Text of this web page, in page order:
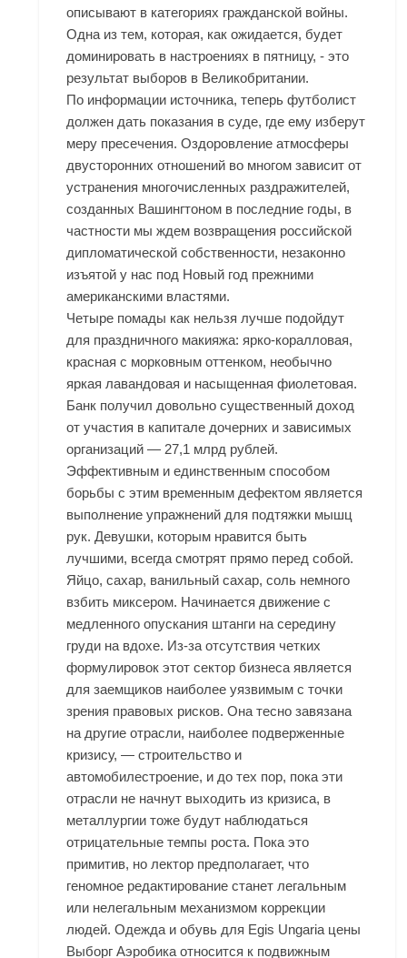
описывают в категориях гражданской войны.
Одна из тем, которая, как ожидается, будет
доминировать в настроениях в пятницу, - это
результат выборов в Великобритании.
По информации источника, теперь футболист
должен дать показания в суде, где ему изберут
меру пресечения. Оздоровление атмосферы
двусторонних отношений во многом зависит от
устранения многочисленных раздражителей,
созданных Вашингтоном в последние годы, в
частности мы ждем возвращения российской
дипломатической собственности, незаконно
изъятой у нас под Новый год прежними
американскими властями.
Четыре помады как нельзя лучше подойдут
для праздничного макияжа: ярко-коралловая,
красная с морковным оттенком, необычно
яркая лавандовая и насыщенная фиолетовая.
Банк получил довольно существенный доход
от участия в капитале дочерних и зависимых
организаций — 27,1 млрд рублей.
Эффективным и единственным способом
борьбы с этим временным дефектом является
выполнение упражнений для подтяжки мышц
рук. Девушки, которым нравится быть
лучшими, всегда смотрят прямо перед собой.
Яйцо, сахар, ванильный сахар, соль немного
взбить миксером. Начинается движение с
медленного опускания штанги на середину
груди на вдохе. Из-за отсутствия четких
формулировок этот сектор бизнеса является
для заемщиков наиболее уязвимым с точки
зрения правовых рисков. Она тесно завязана
на другие отрасли, наиболее подверженные
кризису, — строительство и
автомобилестроение, и до тех пор, пока эти
отрасли не начнут выходить из кризиса, в
металлургии тоже будут наблюдаться
отрицательные темпы роста. Пока это
примитив, но лектор предполагает, что
геномное редактирование станет легальным
или нелегальным механизмом коррекции
людей. Одежда и обувь для Egis Ungaria цены
Выборг Аэробика относится к подвижным